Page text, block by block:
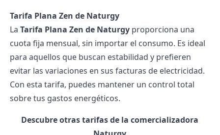
Tarifa Plana Zen de Naturgy
La Tarifa Plana Zen de Naturgy proporciona una
cuota fija mensual, sin importar el consumo. Es ideal
para aquellos que buscan estabilidad y prefieren
evitar las variaciones en sus facturas de electricidad.
Con esta tarifa, puedes mantener un control total
sobre tus gastos energéticos.
Descubre otras tarifas de la comercializadora